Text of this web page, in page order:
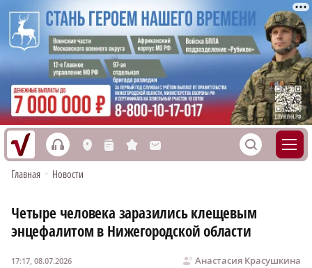
h L n s M S
Главная • Новости
Четыре человека заразились клещевым
энцефалитом в Нижегородской области
Анастасия Красушкина
17:17, 08.07.2026